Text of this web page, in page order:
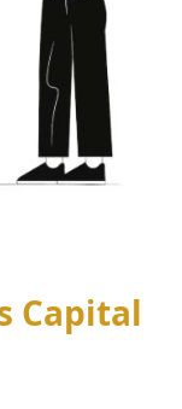
Capital